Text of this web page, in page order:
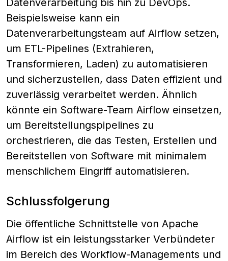
Datenverarbeitung bis hin zu DevOps.
Beispielsweise kann ein
Datenverarbeitungsteam auf Airflow setzen,
um ETL-Pipelines (Extrahieren,
Transformieren, Laden) zu automatisieren
und sicherzustellen, dass Daten effizient und
zuverlässig verarbeitet werden. Ähnlich
könnte ein Software-Team Airflow einsetzen,
um Bereitstellungspipelines zu
orchestrieren, die das Testen, Erstellen und
Bereitstellen von Software mit minimalem
menschlichem Eingriff automatisieren.
Schlussfolgerung
Die öffentliche Schnittstelle von Apache
Airflow ist ein leistungsstarker Verbündeter
im Bereich des Workflow-Managements und